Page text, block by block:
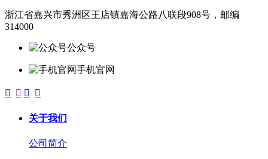
浙江省嘉兴市秀洲区王店镇嘉海公路八联段908号，邮编
314000
公众号
手机官网
   
关于我们
公司简介